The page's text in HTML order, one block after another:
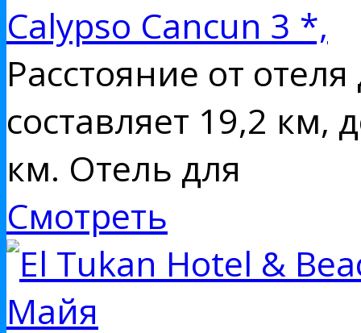
Calypso Cancun 3 *,
Расстояние от
составляет 19,2 км,
км. Отель для
Смотреть